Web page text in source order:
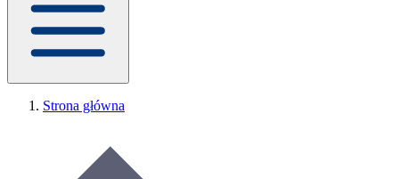
Strona główna